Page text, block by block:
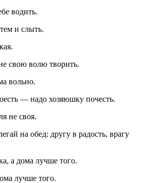
водить.
и слыть.
свою волю творить.
вольно.
— надо хозяюшку почесть.
не своя.
на обед: другу в радость, врагу
а дома лучше того.
лучше того.